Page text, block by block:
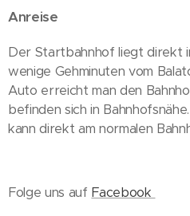
Anreise
Der Startbahnhof liegt direkt
wenige Gehminuten vom
Auto erreicht man den
befinden sich in
kann direkt am normalen
Folge uns auf Facebook